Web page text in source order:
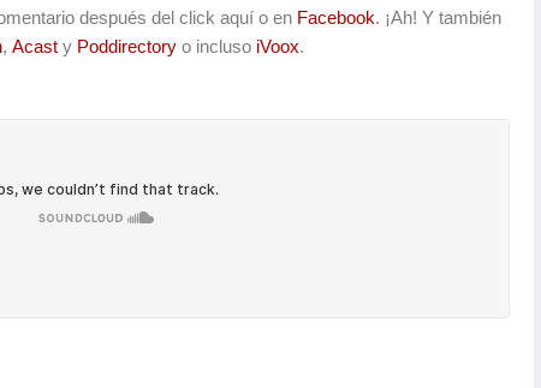
después del click aquí o en Facebook. ¡Ah! Y también
, Acast y Poddirectory o incluso iVoox.